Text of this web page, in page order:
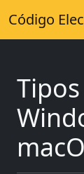
Código